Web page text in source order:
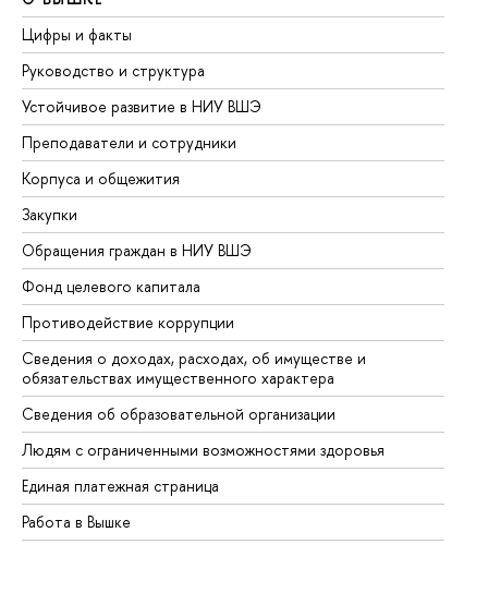
Цифры и факты
Руководство и структура
Устойчивое развитие в НИУ ВШЭ
Преподаватели и сотрудники
Корпуса и общежития
Закупки
Обращения граждан в НИУ ВШЭ
Фонд целевого капитала
Противодействие коррупции
Сведения о доходах, расходах, об имуществе и
обязательствах имущественного характера
Сведения об образовательной организации
Людям с ограниченными возможностями здоровья
Единая платежная страница
Работа в Вышке